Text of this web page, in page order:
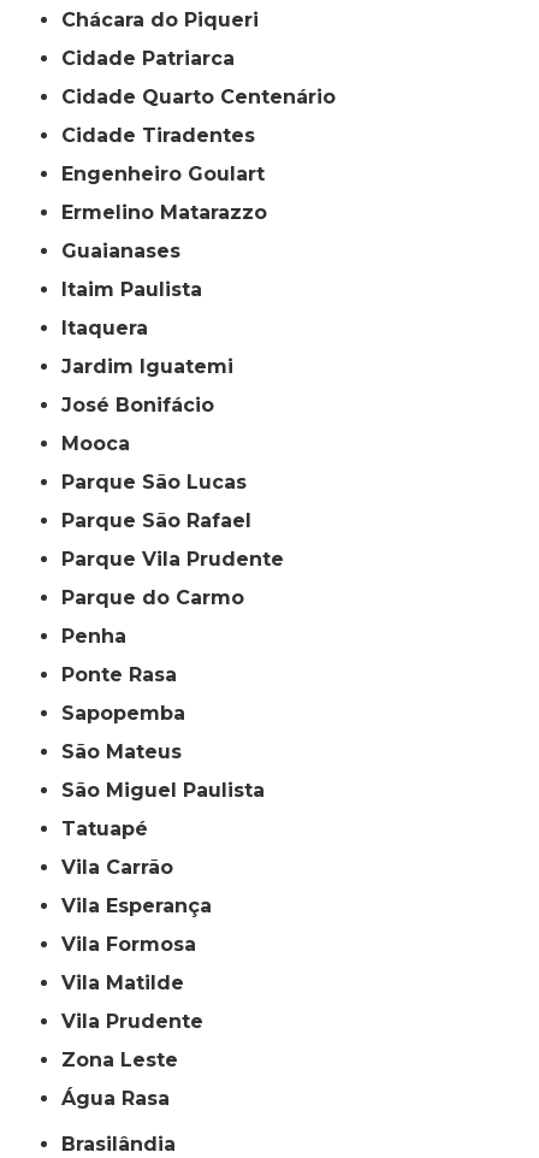
Chácara do Piqueri
Cidade Patriarca
Cidade Quarto Centenário
Cidade Tiradentes
Engenheiro Goulart
Ermelino Matarazzo
Guaianases
Itaim Paulista
Itaquera
Jardim Iguatemi
José Bonifácio
Mooca
Parque São Lucas
Parque São Rafael
Parque Vila Prudente
Parque do Carmo
Penha
Ponte Rasa
Sapopemba
São Mateus
São Miguel Paulista
Tatuapé
Vila Carrão
Vila Esperança
Vila Formosa
Vila Matilde
Vila Prudente
Zona Leste
Água Rasa
Brasilândia